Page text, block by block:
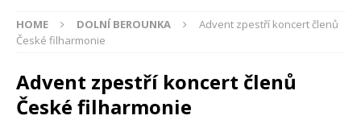
HOME DOLNÍ BEROUNKA
Advent zpestří koncert členů
České filharmonie
Advent zpestří koncert členů
České filharmonie